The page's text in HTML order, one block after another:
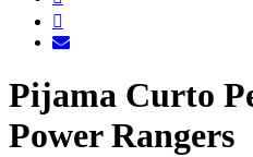
Pijama Curto
Power Rangers